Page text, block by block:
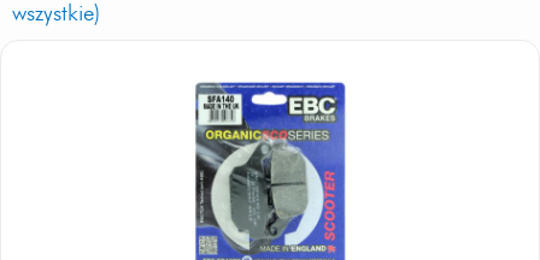
wszystkie)